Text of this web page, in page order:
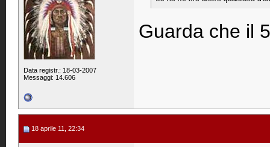
Data registr.: 18-03-2007
Messaggi: 14.606
Guarda che il
18 aprile 11, 22:34